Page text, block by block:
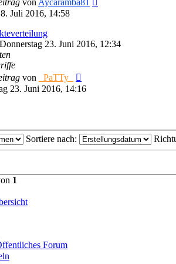
Juli 2016, 14:58
Donnerstag 23. Juni 2016, 12:34
von
_PaTTy_
23. Juni 2016, 14:16
Sortiere nach:
1
Forum